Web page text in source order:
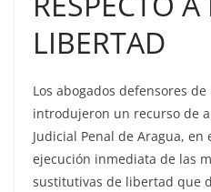
LIBERTAD
Los abogados defensores
introdujeron un recurso de
Judicial Penal de Aragua,
ejecución inmediata de las
sustitutivas de libertad que